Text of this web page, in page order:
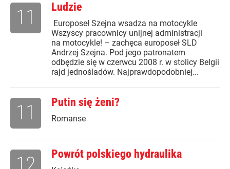
Ludzie
Europoseł Szejna wsadza na motocykle
Wszyscy pracownicy unijnej administracji
na motocykle! – zachęca europoseł SLD
Andrzej Szejna. Pod jego patronatem
odbędzie się w czerwcu 2008 r. w stolicy Belgii
rajd jednośladów. Najprawdopodobniej...
11
Putin się żeni?
Romanse
11
Powrót polskiego hydraulika
12